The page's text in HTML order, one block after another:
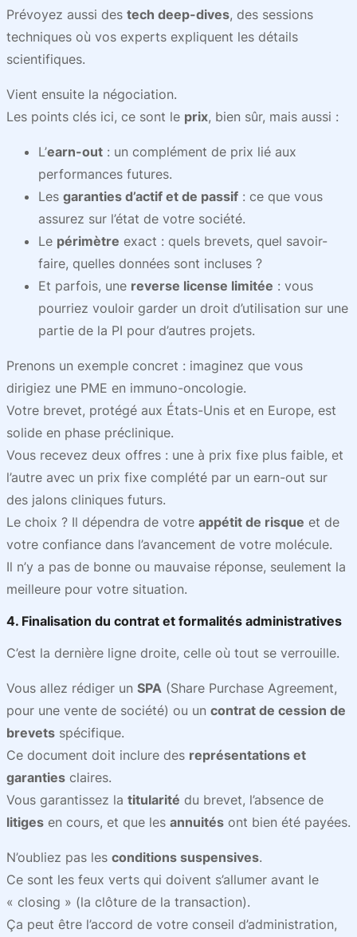
Prévoyez aussi des tech deep-dives, des sessions
techniques où vos experts expliquent les détails
scientifiques.
Vient ensuite la négociation.
Les points clés ici, ce sont le prix, bien sûr, mais aussi :
L’earn-out : un complément de prix lié aux
performances futures.
Les garanties d’actif et de passif : ce que vous
assurez sur l’état de votre société.
Le périmètre exact : quels brevets, quel savoir-
faire, quelles données sont incluses ?
Et parfois, une reverse license limitée : vous
pourriez vouloir garder un droit d’utilisation sur une
partie de la PI pour d’autres projets.
Prenons un exemple concret : imaginez que vous
dirigiez une PME en immuno-oncologie.
Votre brevet, protégé aux États-Unis et en Europe, est
solide en phase préclinique.
Vous recevez deux offres : une à prix fixe plus faible, et
l’autre avec un prix fixe complété par un earn-out sur
des jalons cliniques futurs.
Le choix ? Il dépendra de votre appétit de risque et de
votre confiance dans l’avancement de votre molécule.
Il n’y a pas de bonne ou mauvaise réponse, seulement la
meilleure pour votre situation.
4. Finalisation du contrat et formalités administratives
C’est la dernière ligne droite, celle où tout se verrouille.
Vous allez rédiger un SPA (Share Purchase Agreement,
pour une vente de société) ou un contrat de cession de
brevets spécifique.
Ce document doit inclure des représentations et
garanties claires.
Vous garantissez la titularité du brevet, l’absence de
litiges en cours, et que les annuités ont bien été payées.
N’oubliez pas les conditions suspensives.
Ce sont les feux verts qui doivent s’allumer avant le
« closing » (la clôture de la transaction).
Ça peut être l’accord de votre conseil d’administration,